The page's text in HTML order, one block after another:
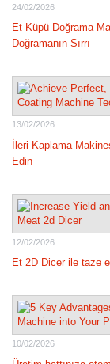
24/02/2026
Et Küpü Doğrama
Doğramanın Sırrı
13/02/2026
İleri Kaplama
Edin
12/02/2026
Et 2D Dicer ile taze
10/02/2026